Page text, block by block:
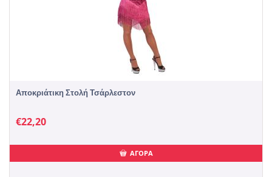
Αποκριάτικη Στολή Τσάρλεστον
€22,20
ΑΓΟΡΑ